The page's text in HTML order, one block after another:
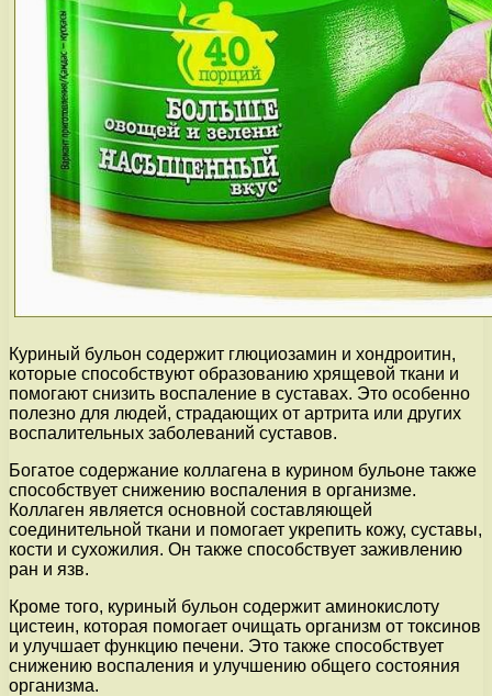
Куриный бульон содержит глюциозамин и хондроитин,
которые способствуют образованию хрящевой ткани и
помогают снизить воспаление в суставах. Это особенно
полезно для людей, страдающих от артрита или других
воспалительных заболеваний суставов.
Богатое содержание коллагена в курином бульоне также
способствует снижению воспаления в организме.
Коллаген является основной составляющей
соединительной ткани и помогает укрепить кожу, суставы,
кости и сухожилия. Он также способствует заживлению
ран и язв.
Кроме того, куриный бульон содержит аминокислоту
цистеин, которая помогает очищать организм от токсинов
и улучшает функцию печени. Это также способствует
снижению воспаления и улучшению общего состояния
организма.